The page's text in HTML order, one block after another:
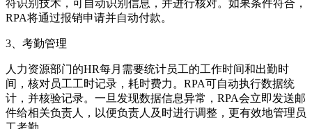
符识别技术，可自动识别信息，并进行核对。如果条件符合，
RPA将通过报销申请并自动付款。
3、考勤管理
人力资源部门的HR每月需要统计员工的工作时间和出勤时
间，核对员工工时记录，耗时费力。RPA可自动执行数据统
计，并核验记录。一旦发现数据信息异常，RPA会立即发送邮
件给相关负责人，以便负责人及时进行调整，更有效地管理员